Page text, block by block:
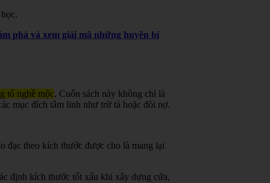
phá và xem giải mã những huyền bí
tổ nghề mộc. Cuốn sách này không chỉ là
mục đích tâm linh như trừ tà hoặc đòi nợ.
đạc theo kích thước được cho là mang lại
định kích thước tốt xấu khi xây dựng cửa,